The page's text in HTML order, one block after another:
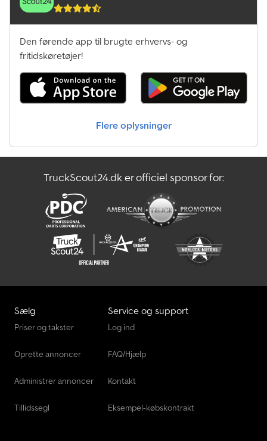
Den førende app til brugte erhvervs- og
fritidskøretøjer!
Flere oplysninger
TruckScout24.dk er officiel sponsor for:
Sælg
Priser og takster
Oprette annoncer
Administrer annoncer
Tillidssegl
Service og support
Log ind
FAQ/Hjælp
Kontakt
Eksempel-købskontrakt